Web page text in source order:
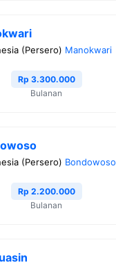
(Persero) Manokwari
Rp 3.300.000
Bulanan
(Persero) Bondowoso
Rp 2.200.000
Bulanan